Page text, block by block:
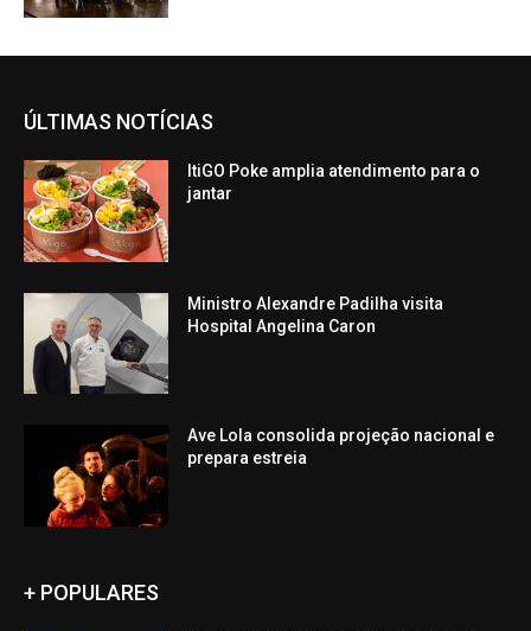
ÚLTIMAS NOTÍCIAS
ItiGO Poke amplia atendimento para o
jantar
Ministro Alexandre Padilha visita
Hospital Angelina Caron
Ave Lola consolida projeção nacional e
prepara estreia
+ POPULARES